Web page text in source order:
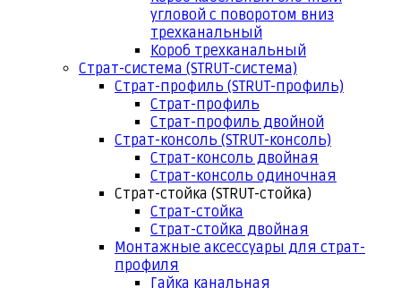
угловой с поворотом вниз
трехканальный
Короб трехканальный
Страт-система (STRUT-система)
Страт-профиль (STRUT-профиль)
Страт-профиль
Страт-профиль двойной
Страт-консоль (STRUT-консоль)
Страт-консоль двойная
Страт-консоль одиночная
Страт-стойка (STRUT-стойка)
Страт-стойка
Страт-стойка двойная
Монтажные аксессуары для страт-
профиля
Гайка канальная